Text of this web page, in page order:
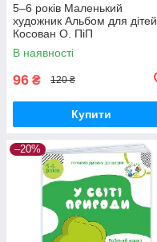
5–6 років Маленький
художник Альбом для дітей
Косован О. ПіП
В наявності
96 ₴ 120 ₴
Купити
–20%